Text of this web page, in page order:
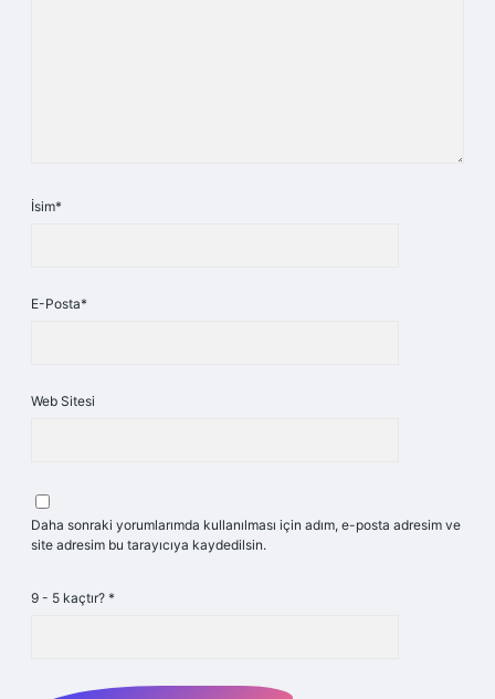
İsim*
E-Posta*
Web Sitesi
Daha sonraki yorumlarımda kullanılması için adım, e-posta adresim ve
site adresim bu tarayıcıya kaydedilsin.
9 - 5 kaçtır? *